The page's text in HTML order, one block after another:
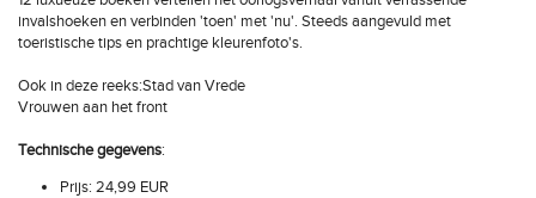
invalshoeken en verbinden 'toen' met 'nu'. Steeds aangevuld met
toeristische tips en prachtige kleurenfoto's.
Ook in deze reeks:Stad van Vrede
Vrouwen aan het front
Technische gegevens:
Prijs: 24,99 EUR